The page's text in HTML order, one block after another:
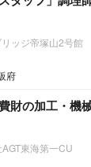
ッジ帝塚山2号館
府
財の加工・機
東海第一CU